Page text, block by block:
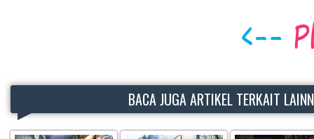
BACA JUGA ARTIKEL TERKAIT